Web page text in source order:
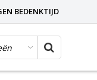
BEDENKTIJD